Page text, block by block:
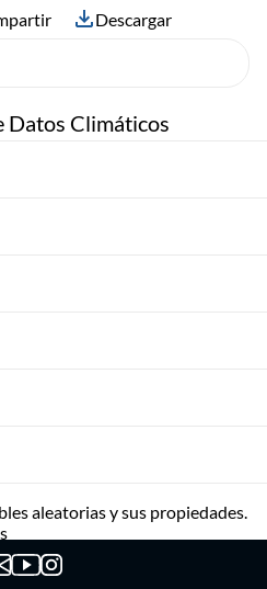
Datos Climáticos
aleatorias y sus propiedades.
Descargar